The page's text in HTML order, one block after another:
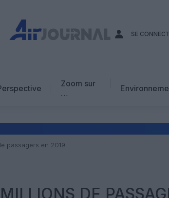
SE
Zoom sur
…
Avis d’expert
passagers en 2019
DE